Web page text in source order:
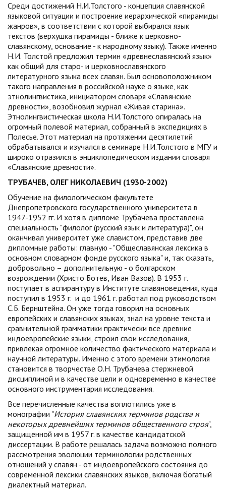
Среди достижений Н.И.Толстого - концепция славянской
языковой ситуации и построение иерархической «пирамиды
жанров», в соответствии с которой выбирался язык
текстов (верхушка пирамиды - ближе к церковно-
славянскому, основание - к народному языку). Также именно
Н.И. Толстой предложил термин «древнеславянский язык»
как общий для старо- и церковнославянского
литературного языка всех славян. Был основоположником
такого направления в российской науке о языке, как
этнолингвистика, инициатором словаря «Славянские
древности», возобновил журнал «Живая старина».
Этнолингвистическая школа Н.И.Толстого опиралась на
огромный полевой материал, собранный в экспедициях в
Полесье. Этот материал на протяжении десятилетий
обрабатывался и изучался в семинаре Н.И.Толстого в МГУ и
широко отразился в энциклопедическом издании словаря
«Славянские древности».
ТРУБАЧЕВ, ОЛЕГ НИКОЛАЕВИЧ (1930-2002)
Обучение на филологическом факультете
Днепропетровского государственного университета в
1947-1952 гг. И хотя в дипломе Трубачева проставлена
специальность "филолог (русский язык и литература)", он
оканчивал университет уже славистом, представив две
дипломные работы: главную - "Общеславянская лексика в
основном словарном фонде русского языка" и, так сказать,
добровольно – дополнительную - о болгарском
возрождении (Христо Ботев, Иван Вазов). В 1953 г.
поступает в аспирантуру в Институте славяноведения, куда
поступил в 1953 г. и до 1961 г. работал под руководством
С.Б. Бернштейна. Он уже тогда говорил на основных
европейских и славянских языках, знал на уровне текста и
сравнительной грамматики практически все древние
индоевропейские языки, строил свои исследования,
привлекая огромное количество фактического материала и
научной литературы. Именно с этого времени этимология
становится в творчестве О.Н. Трубачева стержневой
дисциплиной и в качестве цели и одновременно в качестве
основного инструментария исследования.
Все перечисленные качества воплотились уже в
монографии "История славянских терминов родства и
некоторых древнейших терминов общественного строя",
защищенной им в 1957 г. в качестве кандидатской
диссертации. В работе решалась задача возможно полного
рассмотрения эволюции терминологии родственных
отношений у славян - от индоевропейского состояния до
современной лексики славянских языков, включая богатый
диалектный материал.